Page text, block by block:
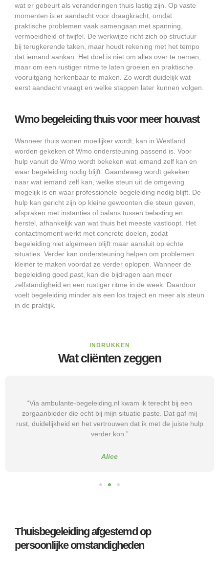
wat er gebeurt als veranderingen thuis lastig zijn. Op vaste
momenten is er aandacht voor draagkracht, omdat
praktische problemen vaak samengaan met spanning,
vermoeidheid of twijfel. De werkwijze richt zich op structuur
bij terugkerende taken, maar houdt rekening met het tempo
dat iemand aankan. Het doel is niet om alles over te nemen,
maar om een rustiger ritme te laten groeien en praktische
vooruitgang herkenbaar te maken. Zo wordt duidelijk wat
eerst aandacht vraagt en welke stappen later kunnen volgen.
Wmo begeleiding thuis voor meer houvast
Wanneer thuis wonen moeilijker wordt, kan in Westland
worden gekeken of Wmo ondersteuning passend is. Voor
hulp vanuit de Wmo wordt bekeken wat iemand zelf kan en
waar begeleiding nodig blijft. Gaandeweg wordt gekeken
naar wat iemand zelf kan, welke steun uit de omgeving
mogelijk is en waar professionele begeleiding nodig blijft. De
hulp kan gericht zijn op kleine gewoonten die steun geven,
afspraken met instanties of balans tussen belasting en
herstel, afhankelijk van wat thuis het meeste vastloopt. Het
contactmoment werkt met concrete doelen, zodat
begeleiding niet algemeen blijft maar aansluit op echte
situaties. Verder kan ondersteuning helpen om problemen
kleiner te maken voordat ze verder oplopen. Wanneer de
begeleiding goed past, kan die bijdragen aan meer
zelfstandigheid en een rustiger ritme in de week. Daardoor
voelt begeleiding minder als een los traject en meer als steun
in de praktijk.
INDRUKKEN
Wat cliënten zeggen
“Via ambulante-begeleiding.nl kwam ik terecht bij een
zorgaanbieder die echt bij mijn situatie paste. Dat gaf mij
rust, duidelijkheid en het vertrouwen dat ik met de juiste hulp
verder kon.”
Alice
Thuisbegeleiding afgestemd op
persoonlijke omstandigheden